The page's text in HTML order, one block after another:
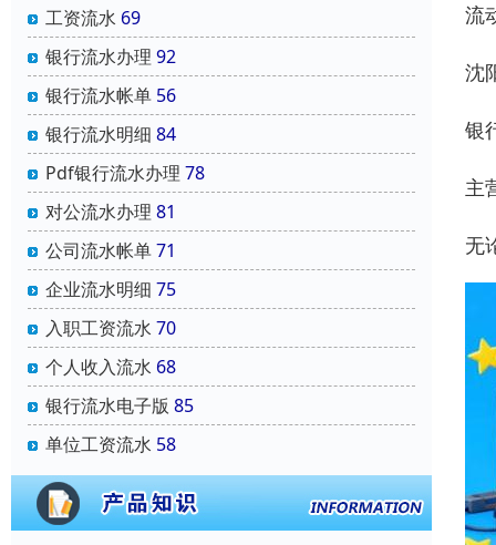
工资流水 69
银行流水办理 92
银行流水帐单 56
银行流水明细 84
Pdf银行流水办理 78
对公流水办理 81
公司流水帐单71
企业流水明细 75
入职工资流水 70
个人收入流水 68
银行流水电子版 85
单位工资流水 58
流
沈
银
主
无